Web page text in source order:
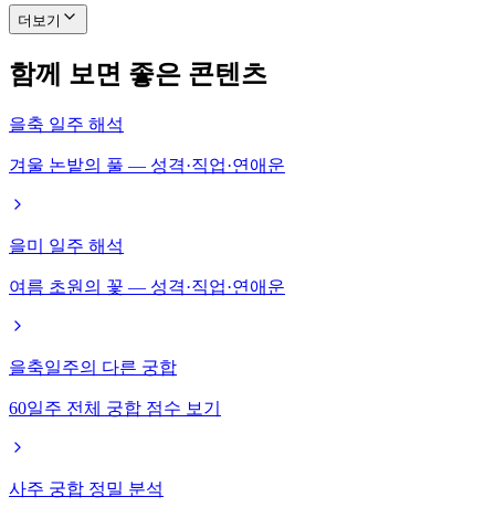
더보기
함께 보면 좋은 콘텐츠
을축 일주 해석
겨울 논밭의 풀 — 성격·직업·연애운
을미 일주 해석
여름 초원의 꽃 — 성격·직업·연애운
을축일주의 다른 궁합
60일주 전체 궁합 점수 보기
사주 궁합 정밀 분석